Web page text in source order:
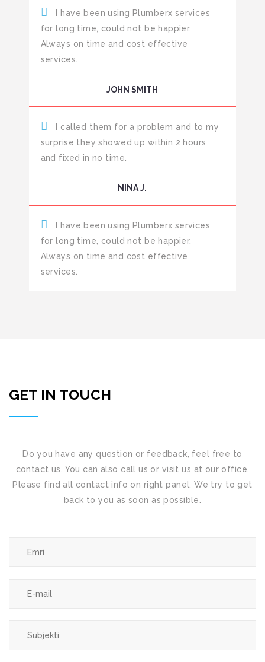
I have been using Plumberx services
for long time, could not be happier.
Always on time and cost effective
services.
JOHN SMITH
I called them for a problem and to my
surprise they showed up within 2 hours
and fixed in no time.
NINA J.
I have been using Plumberx services
for long time, could not be happier.
Always on time and cost effective
services.
GET IN TOUCH
Do you have any question or feedback, feel free to
contact us. You can also call us or visit us at our office.
Please find all contact info on right panel. We try to get
back to you as soon as possible.